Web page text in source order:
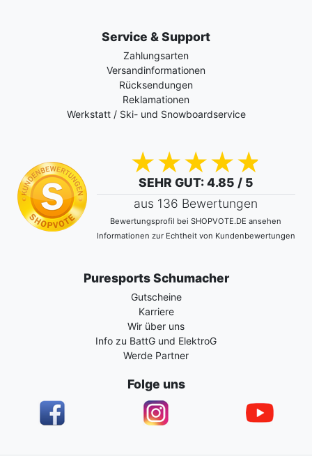
Service & Support
Zahlungsarten
Versandinformationen
Rücksendungen
Reklamationen
Werkstatt / Ski- und Snowboardservice
SEHR GUT: 4.85 / 5
aus 136 Bewertungen
Bewertungsprofil bei SHOPVOTE.DE ansehen
Informationen zur Echtheit von Kundenbewertungen
Puresports Schumacher
Gutscheine
Karriere
Wir über uns
Info zu BattG und ElektroG
Werde Partner
Folge uns